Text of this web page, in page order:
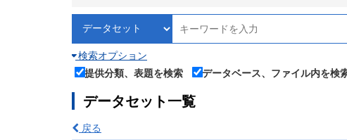
検索オプション
提供分類、表題を検索
データベース、ファイル内を検
データセット一覧
戻る